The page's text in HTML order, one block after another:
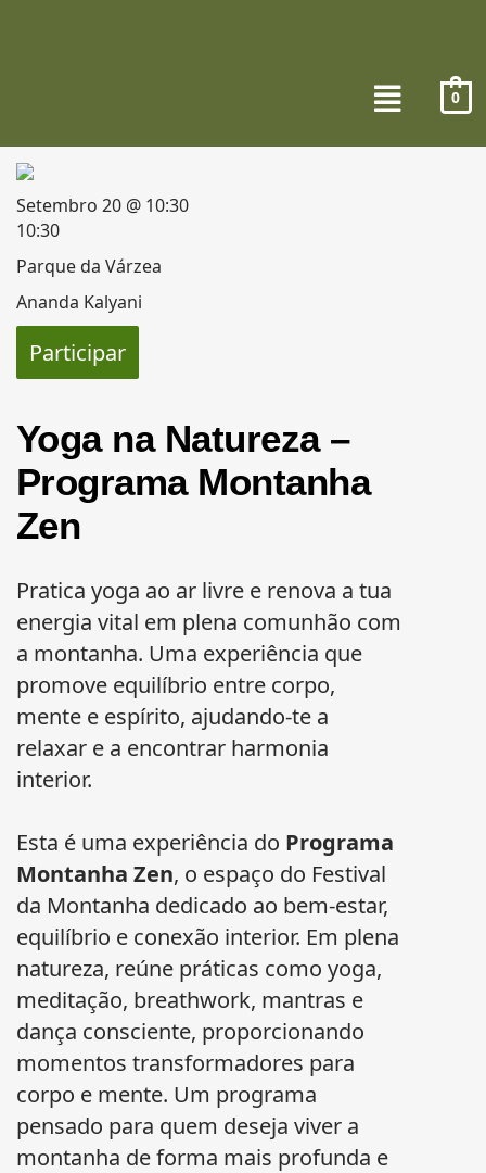
0
Yoga na Natureza –
Programa Montanha
Zen
Pratica yoga ao ar livre e renova a tua
energia vital em plena comunhão com
a montanha. Uma experiência que
promove equilíbrio entre corpo,
mente e espírito, ajudando-te a
relaxar e a encontrar harmonia
interior.
Esta é uma experiência do Programa
Montanha Zen, o espaço do Festival
da Montanha dedicado ao bem-estar,
equilíbrio e conexão interior. Em plena
natureza, reúne práticas como yoga,
meditação, breathwork, mantras e
dança consciente, proporcionando
momentos transformadores para
corpo e mente. Um programa
pensado para quem deseja viver a
montanha de forma mais profunda e
Setembro 20 @ 10:30
10:30
Parque da Várzea
Ananda Kalyani
Participar